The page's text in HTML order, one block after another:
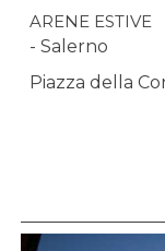
ARENE ESTIVE
- Salerno
Piazza della